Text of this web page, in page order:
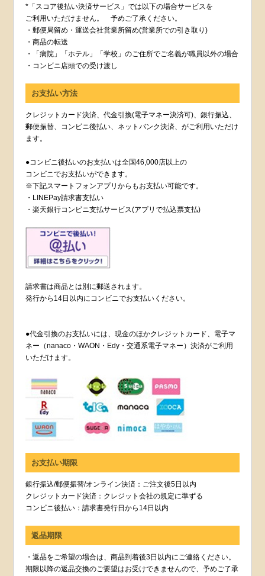
*「スコア後払い決済サービス」では以下の場合サービスを
ご利用いただけません。 予めご了承ください。
・郵便局留め・運送会社営業所留め(営業所での引き取り)
・商品の転送
・「病院」「ホテル」「学校」のご住所でご名義が職員以外の場合
・コンビニ店頭での受け渡し
お支払い方法
クレジットカード決済、代金引換(電子マネー決済可)、銀行振込、
郵便振替、コンビニ後払い、ネットバンク決済、がご利用いただけ
ます。
●コンビニ後払いのお支払いは全国46,000店以上の
コンビニでお支払いができます。
※下記スマートフォンアプリからもお支払い可能です。
・LINEPay請求書支払い
・楽天銀行コンビニ支払サービス(アプリで払込票支払)
請求書は商品とは別に郵送されます。
発行から14日以内にコンビニでお支払いください。
●代金引換のお支払いには、現金のほかクレジットカード、電子マ
ネー（nanaco・WAON・Edy・交通系電子マネー）決済がご利用
いただけます。
お支払い期限
銀行振込/郵便振替/オンライン決済：ご注文後5日以内
クレジットカード決済：クレジット会社の規定に準ずる
コンビニ後払い：請求書発行日から14日以内
返品期限
・返品をご希望の場合は、商品到着後3日以内にご連絡ください。
期限以降の返品交換のご要望はお受けできませんので、予めご了承